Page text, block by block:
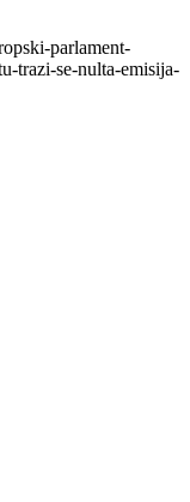
parlament-
trazi-se-nulta-emisija-